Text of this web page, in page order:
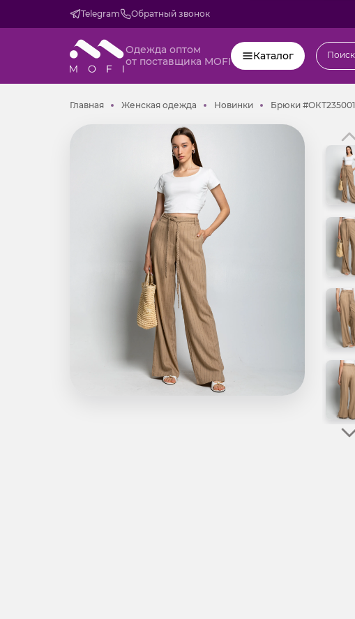
Telegram Обратный звонок
Одежда оптом
от поставщика MOFI
Каталог
ГлавнаяГлавнаяЖенская одежда Женская одежда
НовинкиНовинки
Брюки